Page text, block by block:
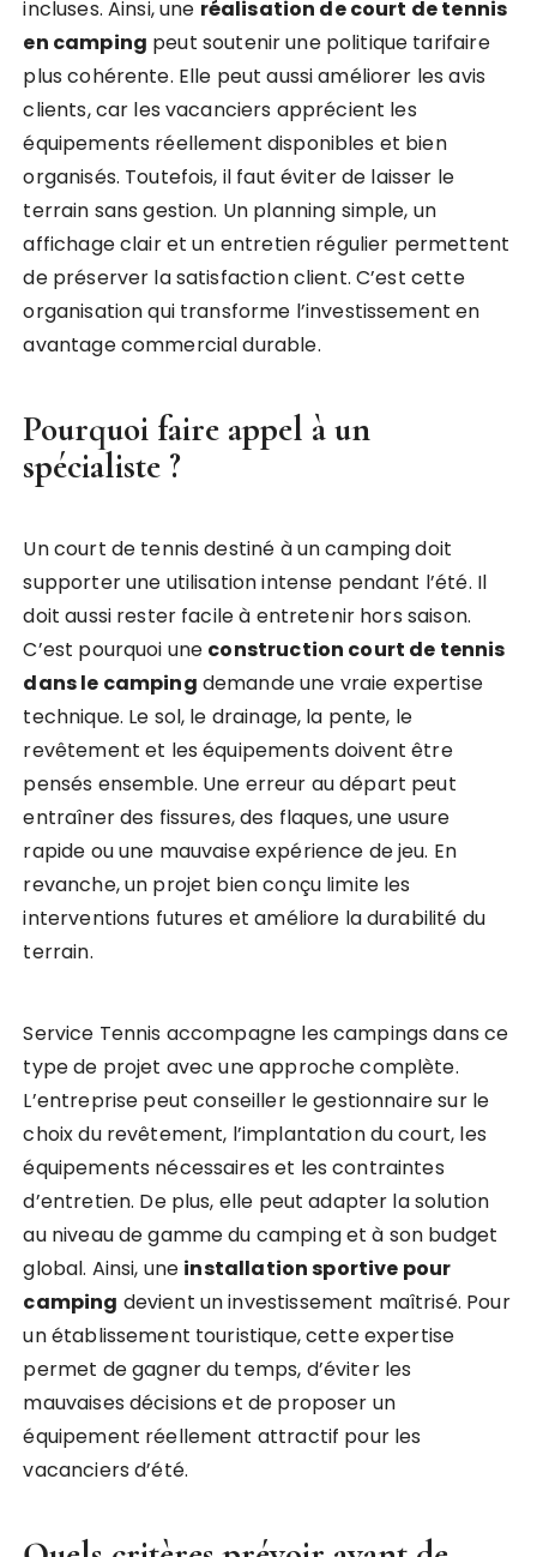
incluses. Ainsi, une réalisation de court de tennis
en camping peut soutenir une politique tarifaire
plus cohérente. Elle peut aussi améliorer les avis
clients, car les vacanciers apprécient les
équipements réellement disponibles et bien
organisés. Toutefois, il faut éviter de laisser le
terrain sans gestion. Un planning simple, un
affichage clair et un entretien régulier permettent
de préserver la satisfaction client. C’est cette
organisation qui transforme l’investissement en
avantage commercial durable.
Pourquoi faire appel à un
spécialiste ?
Un court de tennis destiné à un camping doit
supporter une utilisation intense pendant l’été. Il
doit aussi rester facile à entretenir hors saison.
C’est pourquoi une construction court de tennis
dans le camping demande une vraie expertise
technique. Le sol, le drainage, la pente, le
revêtement et les équipements doivent être
pensés ensemble. Une erreur au départ peut
entraîner des fissures, des flaques, une usure
rapide ou une mauvaise expérience de jeu. En
revanche, un projet bien conçu limite les
interventions futures et améliore la durabilité du
terrain.
Service Tennis accompagne les campings dans ce
type de projet avec une approche complète.
L’entreprise peut conseiller le gestionnaire sur le
choix du revêtement, l’implantation du court, les
équipements nécessaires et les contraintes
d’entretien. De plus, elle peut adapter la solution
au niveau de gamme du camping et à son budget
global. Ainsi, une installation sportive pour
camping devient un investissement maîtrisé. Pour
un établissement touristique, cette expertise
permet de gagner du temps, d’éviter les
mauvaises décisions et de proposer un
équipement réellement attractif pour les
vacanciers d’été.